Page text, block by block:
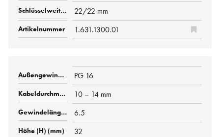
22/22 mm
1.631.1300.01
PG 16
10 – 14 mm
6.5
32